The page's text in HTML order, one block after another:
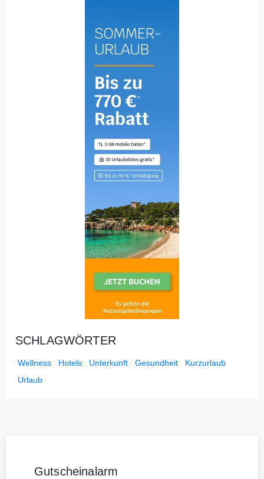
SCHLAGWÖRTER
Wellness Hotels Unterkunft Gesundheit
Kurzurlaub
Urlaub
Gutscheinalarm